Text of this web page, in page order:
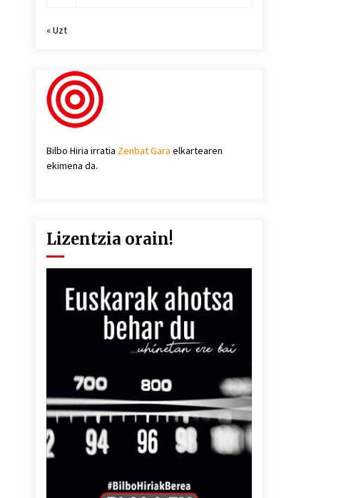
« Uzt
Bilbo Hiria irratia Zenbat Gara elkartearen
ekimena da.
Lizentzia orain!